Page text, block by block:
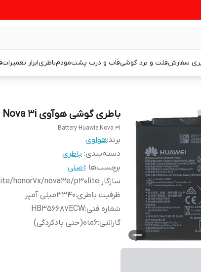
سفارشفلت و برد گوشیقاب و درب پشتمودمباطریابزار تعمیرات
باطری گوشی هوآوی Nova 3i
Battery Huawie Nova 3i
برند:هواوی
دسته‌بندی: باطری
برچسب‌ها :اصلی
سازگار :
honor7x/nova3e/p30lite
ظرفیت باطری:۳۳۴۰میلی آمپر
شماره فنی:
HB356687ECW
گارانتی:۶ماه(حتی بادکردگی)